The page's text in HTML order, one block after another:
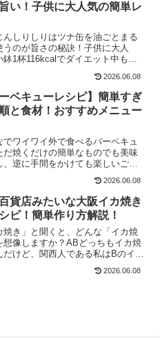
い！子供に大人気の簡単レ
んしりしりはツナ缶を油ごとまる
うのが旨さの秘訣！子供に大人
鉢1杯116kcalでダイエット中も安
2026.06.08
ーベキューレシピ】簡単すぎ
と食材！おすすめメニュー
でワイワイ外で食べるバーベキュ
だ焼くだけの簡単なものでも美味
、逆に手間をかけても楽しいご飯
家の父や母と一緒にキャンプをし
バーベキューをしたりするのです
っと食べられる手間...
2026.06.08
貨店みたいな大阪イカ焼き
ピ！簡単作り方解説！
焼き」と聞くと、どんな「イカ焼
想像しますか？ABどっちもイカ焼
だけど、関西人である私はBのイカ
貨店のイカ焼きがとても有名で
2026.06.08